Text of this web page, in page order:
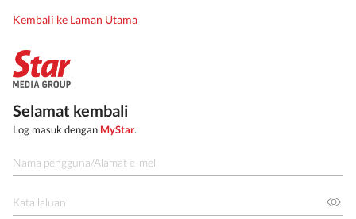
Kembali ke Laman Utama
Selamat kembali
Log masuk dengan MyStar.